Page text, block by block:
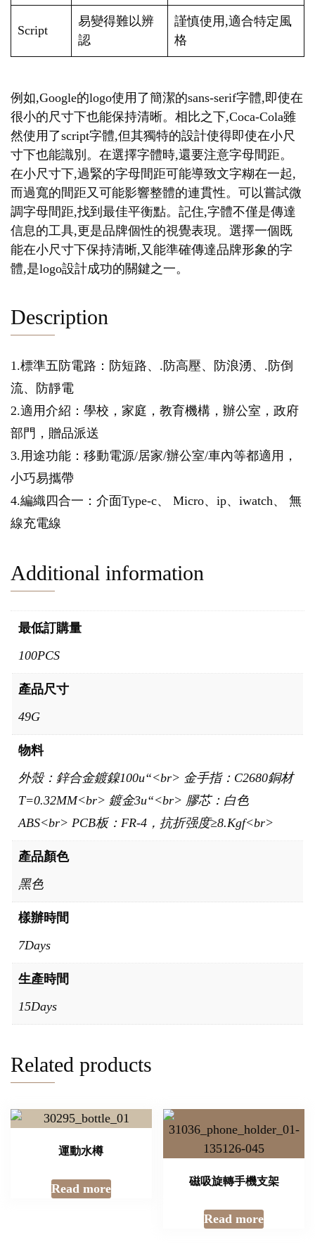
Script
易變得難以辨
認
謹慎使用,適合特定風
格
例如,Google的logo使用了簡潔的sans-serif字體,即使在
很小的尺寸下也能保持清晰。相比之下,Coca-Cola雖
然使用了script字體,但其獨特的設計使得即使在小尺
寸下也能識別。在選擇字體時,還要注意字母間距。
在小尺寸下,過緊的字母間距可能導致文字糊在一起,
而過寬的間距又可能影響整體的連貫性。可以嘗試微
調字母間距,找到最佳平衡點。記住,字體不僅是傳達
信息的工具,更是品牌個性的視覺表現。選擇一個既
能在小尺寸下保持清晰,又能準確傳達品牌形象的字
體,是logo設計成功的關鍵之一。
Description
1.標準五防電路：防短路、.防高壓、防浪湧、.防倒
流、防靜電
2.適用介紹：學校，家庭，教育機構，辦公室，政府
部門，贈品派送
3.用途功能：移動電源/居家/辦公室/車內等都適用，
小巧易攜帶
4.編織四合一：介面Type-c、 Micro、ip、iwatch、 無
線充電線
Additional information
最低訂購量
100PCS
產品尺寸
49G
物料
外殼：鋅合金鍍鎳100u“<br> 金手指：C2680銅材
T=0.32MM<br> 鍍金3u“<br> 膠芯：白色
ABS<br> PCB板：FR-4，抗折强度≥8.Kgf<br>
產品顏色
黑色
樣辦時間
7Days
生產時間
15Days
Related products
運動水樽
Read more 磁吸旋轉手機支架
Read more